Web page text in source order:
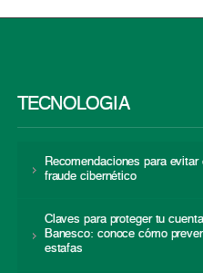
TECNOLOGÍA
Recomendaciones para evitar
fraude cibernético
Claves para proteger tu cuenta
Banesco: conoce cómo
estafas